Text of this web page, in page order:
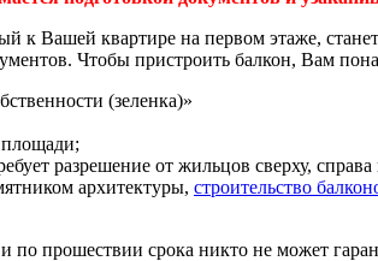
к Вашей квартире на первом этаже,
Чтобы пристроить балкон, Вам
(зеленка)»
разрешение от жильцов сверху,
архитектуры, строительство
по прошествии срока никто не может